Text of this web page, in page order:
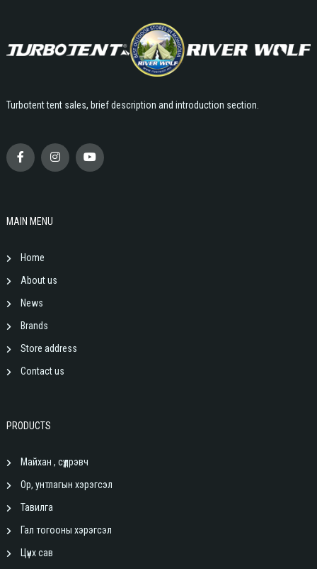
Turbotent tent sales, brief description and introduction section.
MAIN MENU
Home
About us
News
Brands
Store address
Contact us
PRODUCTS
Майхан , сүүдрэвч
Ор, унтлагын хэрэгсэл
Тавилга
Гал тогооны хэрэгсэл
Цүнх сав